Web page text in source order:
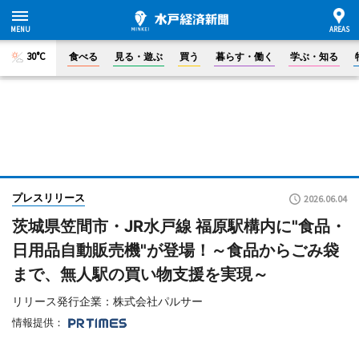
30°C 食べる 見る・遊ぶ 買う 暮らす・働く 学ぶ・知る
プレスリリース 2026.06.04
茨城県笠間市・JR水戸線 福原駅構内に"食品・
日用品自動販売機"が登場！～食品からごみ袋
まで、無人駅の買い物支援を実現～
リリース発行企業：株式会社パルサー
情報提供：